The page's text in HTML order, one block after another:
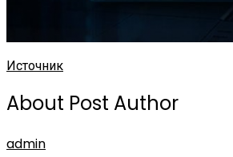
Источник
About Post Author
admin